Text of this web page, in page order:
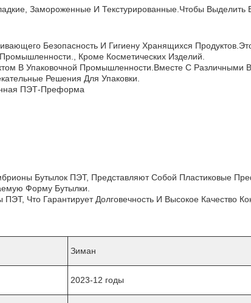
Замороженные И Текстурированные.чтобы Выделить
Безопасность И Гигиену Хранящихся
Кроме Косметических Изделий.
В Упаковочной Промышленности.вместе С Различными
Решения Для Упаковки.
ПЭТ-Преформа
Бутылок ПЭТ, Представляют Собой Пластиковые
Форму Бутылки.
Что Гарантирует Долговечность И Высокое Качество
Зиман
2023-12 годы